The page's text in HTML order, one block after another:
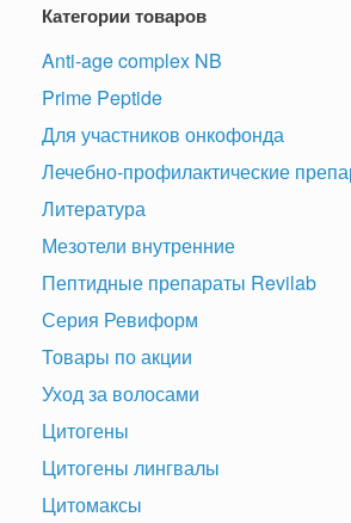
Категории товаров
Anti-age complex NB
Prime Peptide
Для участников онкофонда
Лечебно-профилактические
Литература
Мезотели внутренние
Пептидные препараты Revilab
Серия Ревиформ
Товары по акции
Уход за волосами
Цитогены
Цитогены лингвалы
Цитомаксы